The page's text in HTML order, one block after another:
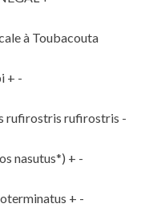
à Toubacouta
+ -
rufirostris rufirostris -
nasutus*) + -
+ -